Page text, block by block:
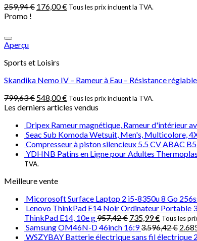
259,94€ 176,00€ Tous les prix incluent la TVA.
Promo !
Aperçu
Sports et Loisirs
Skandika Nemo IV – Rameur à Eau – Résistance
799,63€ 548,00€ Tous les prix incluent la TVA.
Les derniers articles vendus
Dripex Rameur magnétique, Rameur d'intérieur
Seac Sub Komoda Wetsuit, Men's, Multicolore,
Compresseur à piston silencieux 5.5 CV ABAC
YDHNB Patins en Ligne pour Adultes
TVA.
Meilleure vente
Micorosoft Surface Laptop 2 i5-8350u 8 Go
Lenovo ThinkPad E14 Noir Ordinateur Portable
ThinkPad E14, 10e g957,42€ 735,99€ Tous les
Samsung OM46N-D 46inch 16:93.596,42€
WSZYBAY Batterie électrique sans fil électrique